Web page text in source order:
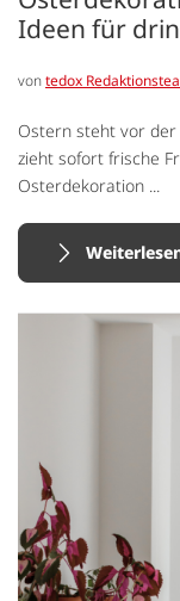
Ideen für
vontedox
Ostern steht vor der
zieht sofort frische
Osterdekoration ...